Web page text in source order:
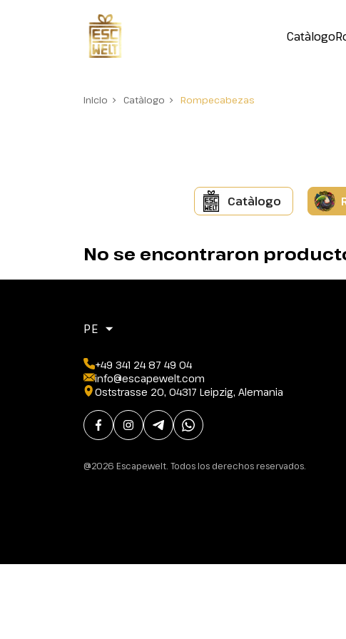
Catàlogo
Inicio Catàlogo Rompecabezas
Catàlogo
No se encontraron
PE
+49 341 24 87 49 04
info@escapewelt.com
Oststrasse 20, 04317 Leipzig, Alemania
@2026 Escapewelt. Todos los derechos reservados.